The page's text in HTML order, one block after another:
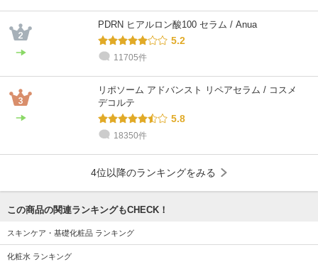
PDRN ヒアルロン酸100 セラム / Anua
5.2
11705件
リポソーム アドバンスト リペアセラム / コスメ
デコルテ
5.8
18350件
4位以降のランキングをみる
この商品の関連ランキングもCHECK！
スキンケア・基礎化粧品 ランキング
化粧水 ランキング